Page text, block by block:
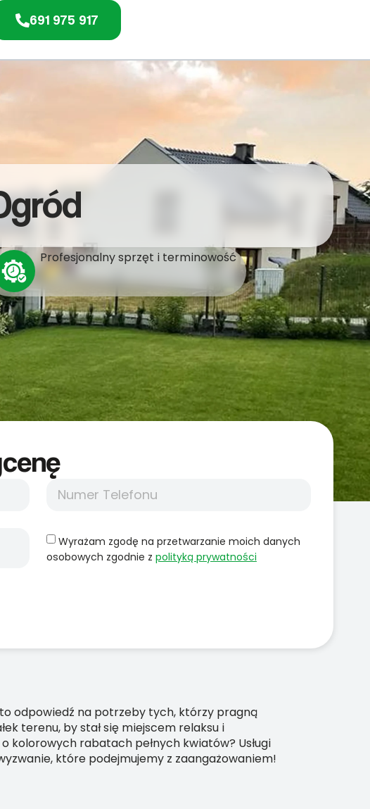
691 975 917
Profesjonalny sprzęt i terminowość
Wyrażam zgodę na przetwarzanie moich danych
osobowych zgodnie z polityką prywatności
to odpowiedź na potrzeby tych, którzy pragną
terenu, by stał się miejscem relaksu i
kolorowych rabatach pełnych kwiatów? Usługi
które podejmujemy z zaangażowaniem!